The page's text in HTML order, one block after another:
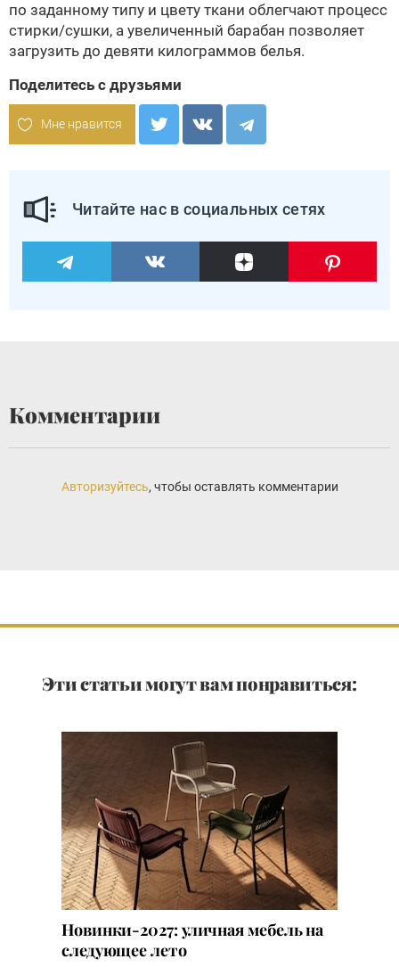
по заданному типу и цвету ткани облегчают процесс
стирки/сушки, а увеличенный барабан позволяет
загрузить до девяти кило­граммов белья.
Поделитесь с друзьями
Мне нравится
Читайте нас в социальных сетях
Комментарии
Авторизуйтесь, чтобы оставлять комментарии
Эти статьи могут вам понравиться:
Новинки-2027: уличная мебель на
следующее лето